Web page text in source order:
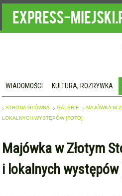
WIADOMOŚCI KULTURA, ROZRYWKA
STRONA GŁÓWNA GALERIE
MAJÓWKA W
LOKALNYCH WYSTĘPÓW [FOTO]
Majówka w Złotym
i lokalnych